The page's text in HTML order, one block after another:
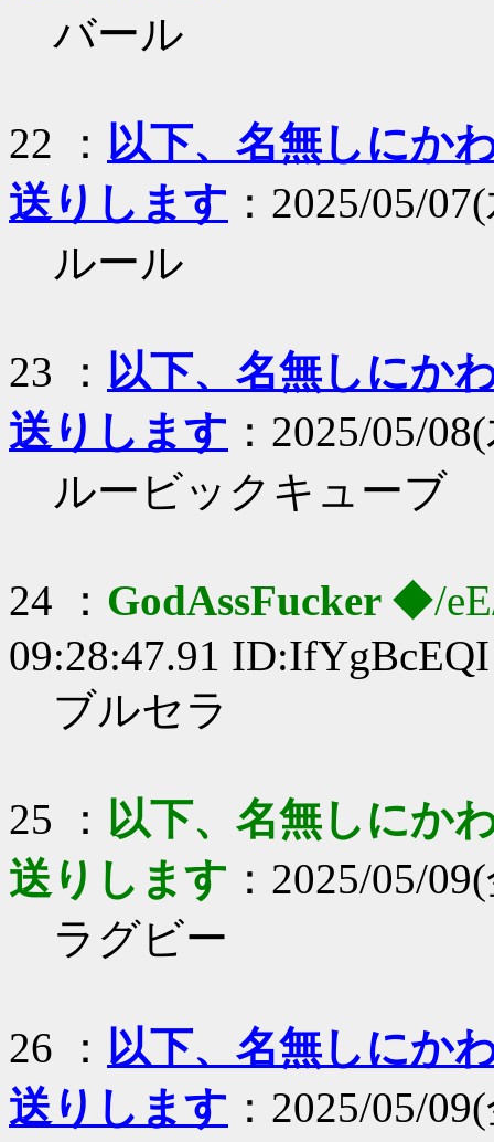
バール
22 ： 以下、名無しにか
送りします ：2025/05/
ルール
23 ： 以下、名無しにか
送りします ：2025/05/
ルービックキューブ
24 ： GodAssFucker ◆/
09:28:47.91 ID:IfYgBcEQI
ブルセラ
25 ： 以下、名無しにか
送りします ：2025/05/
ラグビー
26 ： 以下、名無しにか
送りします ：2025/05/